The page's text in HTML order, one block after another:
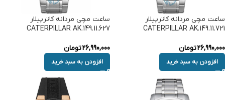
ساعت مچی مردانه کاترپیلار
CATERPILLAR AK.149.11.721
26,990,000تومان
افزودن به سبد خرید
ساعت مچی مردانه کاترپیلار
CATERPILLAR AK.149.11.627
26,990,000تومان
افزودن به سبد خرید